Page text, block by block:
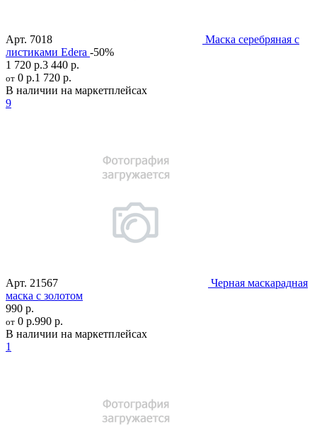
Арт. 7018
Маска серебряная с
листиками Edera -50%
1 720 р.3 440 р.
от 0 р.1 720 р.
В наличии на маркетплейсах
9
Арт. 21567
Черная маскарадная
маска с золотом
990 р.
от 0 р.990 р.
В наличии на маркетплейсах
1